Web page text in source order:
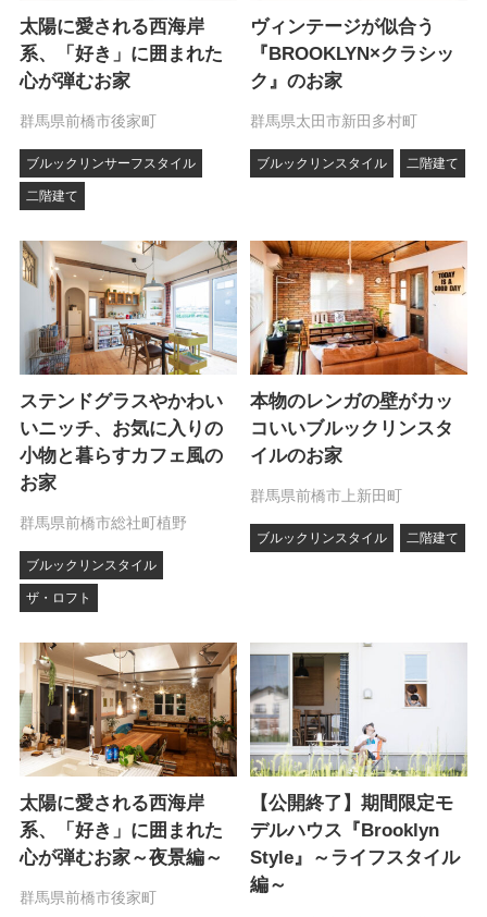
太陽に愛される西海岸
系、「好き」に囲まれた
心が弾むお家
群馬県前橋市後家町
ブルックリンサーフスタイル
二階建て
ヴィンテージが似合う
『BROOKLYN×クラシッ
ク』のお家
群馬県太田市新田多村町
ブルックリンスタイル 二階建て
ステンドグラスやかわい
いニッチ、お気に入りの
小物と暮らすカフェ風の
お家
群馬県前橋市総社町植野
ブルックリンスタイル
ザ・ロフト
本物のレンガの壁がカッ
コいいブルックリンスタ
イルのお家
群馬県前橋市上新田町
ブルックリンスタイル 二階建て
太陽に愛される西海岸
系、「好き」に囲まれた
心が弾むお家～夜景編～
群馬県前橋市後家町
【公開終了】期間限定モ
デルハウス『Brooklyn
Style』～ライフスタイル
編～